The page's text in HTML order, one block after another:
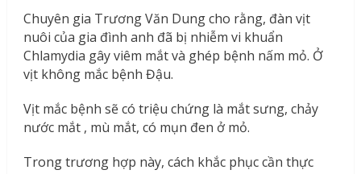
Chuyên gia Trương Văn Dung cho rằng, đàn vịt
nuôi của gia đình anh đã bị nhiễm vi khuẩn
Chlamydia gây viêm mắt và ghép bệnh nấm mỏ. Ở
vịt không mắc bệnh Đậu.
Vịt mắc bệnh sẽ có triệu chứng là mắt sưng, chảy
nước mắt , mù mắt, có mụn đen ở mỏ.
Trong trương hợp này, cách khắc phục cần thực